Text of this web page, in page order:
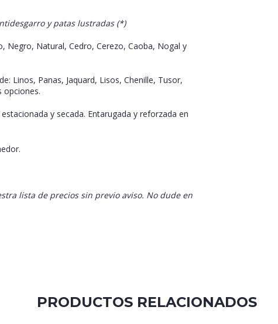
y patas lustradas (*)
Negro, Natural, Cedro, Cerezo, Caoba, Nogal y
de: Linos, Panas, Jaquard, Lisos, Chenille, Tusor,
opciones.
y secada. Entarugada y reforzada en
lista de precios sin previo aviso. No dude en
PRODUCTOS RELACIONADOS